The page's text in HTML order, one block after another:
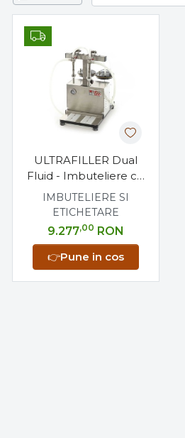
ULTRAFILLER Dual
Fluid - Imbuteliere cu
Vacuum pentru 2
Lichide Separate
IMBUTELIERE SI
ETICHETARE
9.277,00 RON
👉Pune in cos